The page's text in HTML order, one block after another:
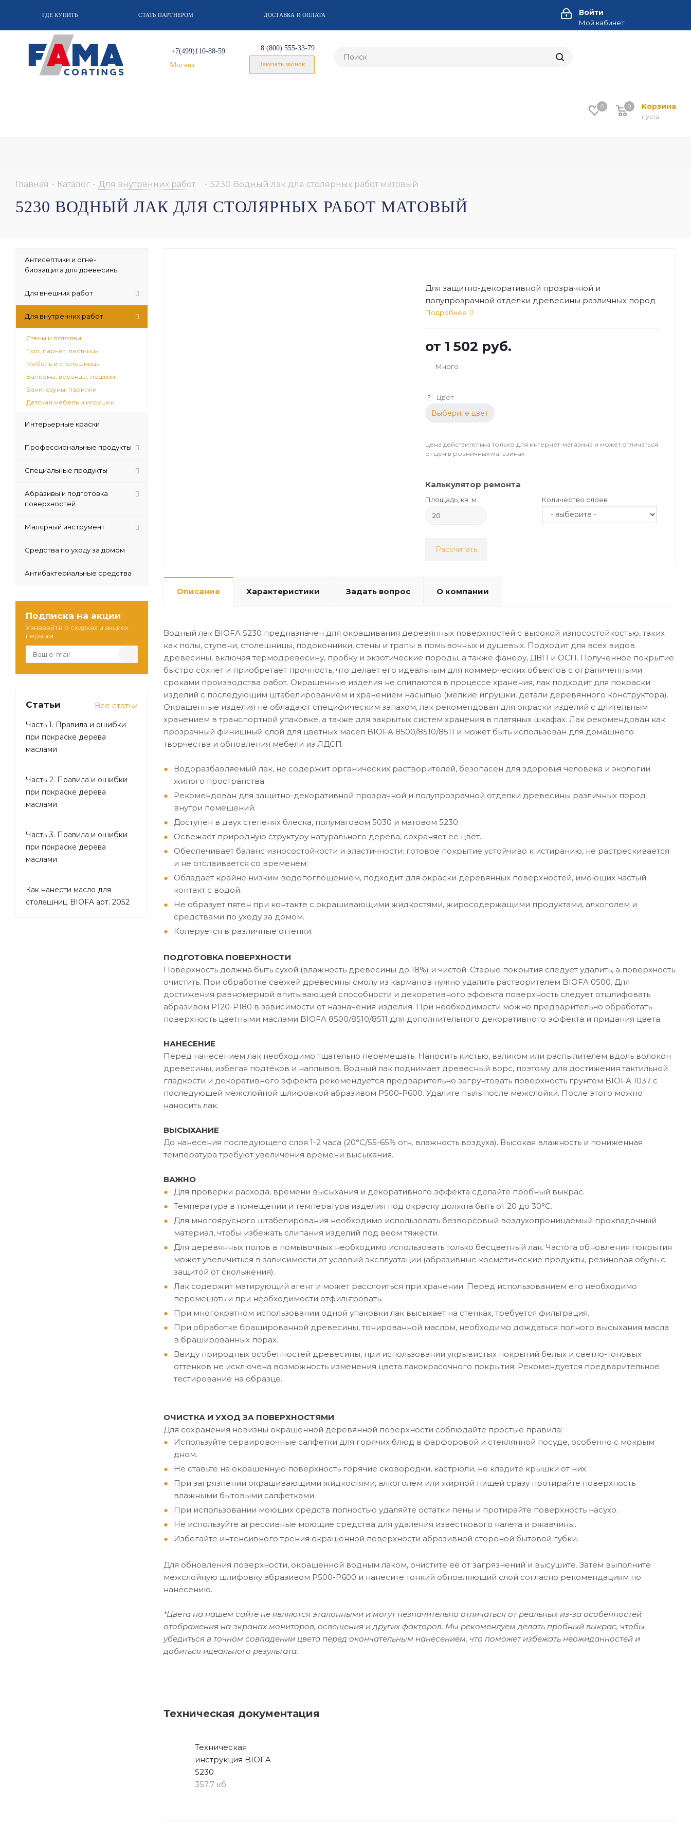
ГДЕ КУПИТЬ СТАТЬ ПАРТНЕРОМ ДОСТАВКА И ОПЛАТА Войти
Мой кабинет
+7(499)110-88-59
Москва
8 (800) 555-33-79
Заказать звонок
0 Корзина
пуста
0
Главная - Каталог - Для внутренних работ - 5230 Водный лак для столярных работ матовый
5230 ВОДНЫЙ ЛАК ДЛЯ СТОЛЯРНЫХ РАБОТ МАТОВЫЙ
Для защитно-декоративной прозрачной и
полупрозрачной отделки древесины различных пород
внутри помещений
Подробнее
от 1 502 руб.
Много
? Цвет
Выберите цвет
Цена действительна только для интернет-магазина и может отличаться
от цен в розничных магазинах
Калькулятор ремонта
Площадь, кв. м Количество слоев
Рассчитать
Описание Характеристики Задать вопрос О компании
Водный лак BIOFA 5230 предназначен для окрашивания деревянных поверхностей с высокой износостойкостью, таких
как полы, ступени, столешницы, подоконники, стены и трапы в помывочных и душевых. Подходит для всех видов
древесины, включая термодревесину, пробку и экзотические породы, а также фанеру, ДВП и ОСП. Полученное покрытие
быстро сохнет и приобретает прочность, что делает его идеальным для коммерческих объектов с ограниченными
сроками производства работ. Окрашенные изделия не слипаются в процессе хранения, лак подходит для покраски
изделий с последующим штабелированием и хранением насыпью (мелкие игрушки, детали деревянного конструктора).
Окрашенные изделия не обладают специфическим запахом, лак рекомендован для окраски изделий с длительным
хранением в транспортной упаковке, а также для закрытых систем хранения в платяных шкафах. Лак рекомендован как
прозрачный финишный слой для цветных масел BIOFA 8500/8510/8511 и может быть использован для домашнего
творчества и обновления мебели из ЛДСП.
Водоразбавляемый лак, не содержит органических растворителей, безопасен для здоровья человека и экологии
жилого пространства.
Рекомендован для защитно-декоративной прозрачной и полупрозрачной отделки древесины различных пород
внутри помещений.
Доступен в двух степенях блеска, полуматовом 5030 и матовом 5230.
Освежает природную структуру натурального дерева, сохраняет её цвет.
Обеспечивает баланс износостойкости и эластичности: готовое покрытие устойчиво к истиранию, не растрескивается
и не отслаивается со временем.
Обладает крайне низким водопоглощением, подходит для окраски деревянных поверхностей, имеющих частый
контакт с водой.
Не образует пятен при контакте с окрашивающими жидкостями, жиросодержащими продуктами, алкоголем и
средствами по уходу за домом.
Колеруется в различные оттенки.
ПОДГОТОВКА ПОВЕРХНОСТИ
Поверхность должна быть сухой (влажность древесины до 18%) и чистой. Старые покрытия следует удалить, а поверхность
очистить. При обработке свежей древесины смолу из карманов нужно удалить растворителем BIOFA 0500. Для
достижения равномерной впитывающей способности и декоративного эффекта поверхность следует отшлифовать
абразивом P120-P180 в зависимости от назначения изделия. При необходимости можно предварительно обработать
поверхность цветными маслами BIOFA 8500/8510/8511 для дополнительного декоративного эффекта и придания цвета.
НАНЕСЕНИЕ
Перед нанесением лак необходимо тщательно перемешать. Наносить кистью, валиком или распылителем вдоль волокон
древесины, избегая подтёков и наплывов. Водный лак поднимает древесный ворс, поэтому для достижения тактильной
гладкости и декоративного эффекта рекомендуется предварительно загрунтовать поверхность грунтом BIOFA 1037 с
последующей межслойной шлифовкой абразивом P500-P600. Удалите пыль после межслойки. После этого можно
наносить лак.
ВЫСЫХАНИЕ
До нанесения последующего слоя 1-2 часа (20°C/55-65% отн. влажность воздуха). Высокая влажность и пониженная
температура требуют увеличения времени высыхания.
ВАЖНО
Для проверки расхода, времени высыхания и декоративного эффекта сделайте пробный выкрас.
Температура в помещении и температура изделия под окраску должна быть от 20 до 30°C.
Для многоярусного штабелирования необходимо использовать безворсовый воздухопроницаемый прокладочный
материал, чтобы избежать слипания изделий под веом тяжести.
Для деревянных полов в помывочных необходимо использовать только бесцветный лак. Частота обновления покрытия
может увеличиться в зависимости от условий эксплуатации (абразивные косметические продукты, резиновая обувь с
защитой от скольжения).
Лак содержит матирующий агент и может расслоиться при хранении. Перед использованием его необходимо
перемешать и при необходимости отфильтровать.
При многократном использовании одной упаковки лак высыхает на стенках, требуется фильтрация.
При обработке брашированной древесины, тонированной маслом, необходимо дождаться полного высыхания масла
в брашированных порах.
Ввиду природных особенностей древесины, при использовании укрывистых покрытий белых и светло-тоновых
оттенков не исключена возможность изменения цвета лакокрасочного покрытия. Рекомендуется предварительное
тестирование на образце.
ОЧИСТКА И УХОД ЗА ПОВЕРХНОСТЯМИ
Для сохранения новизны окрашенной деревянной поверхности соблюдайте простые правила:
Используйте сервировочные салфетки для горячих блюд в фарфоровой и стеклянной посуде, особенно с мокрым
дном.
Не ставьте на окрашенную поверхность горячие сковородки, кастрюли, не кладите крышки от них.
При загрязнении окрашивающими жидкостями, алкоголем или жирной пищей сразу протирайте поверхность
влажными бытовыми салфетками.
При использовании моющих средств полностью удаляйте остатки пены и протирайте поверхность насухо.
Не используйте агрессивные моющие средства для удаления известкового налета и ржавчины.
Избегайте интенсивного трения окрашенной поверхности абразивной стороной бытовой губки.
Для обновления поверхности, окрашенной водным лаком, очистите её от загрязнений и высушите. Затем выполните
межслойную шлифовку абразивом P500-P600 и нанесите тонкий обновляющий слой согласно рекомендациям по
нанесению.
*Цвета на нашем сайте не являются эталонными и могут незначительно отличаться от реальных из-за особенностей
отображения на экранах мониторов, освещения и других факторов. Мы рекомендуем делать пробный выкрас, чтобы
убедиться в точном совпадении цвета перед окончательным нанесением, что поможет избежать неожиданностей и
добиться идеального результата.
Техническая документация
Техническая
инструкция BIOFA
5230
357,7 кб
Антисептики и огне-
биозащита для древесины
Для внешних работ
Для внутренних работ
Стены и потолки
Пол, паркет, лестницы
Мебель и столешницы
Балконы, веранды, лоджии
Бани, сауны, парилки
Детская мебель и игрушки
Интерьерные краски
Профессиональные продукты
Специальные продукты
Абразивы и подготовка
поверхностей
Малярный инструмент
Средства по уходу за домом
Антибактериальные средства
Подписка на акции
Узнавайте о скидках и акциях
первым
Статьи Все статьи
Часть 1. Правила и ошибки
при покраске дерева
маслами
Часть 2. Правила и ошибки
при покраске дерева
маслами
Часть 3. Правила и ошибки
при покраске дерева
маслами
Как нанести масло для
столешниц BIOFA арт. 2052